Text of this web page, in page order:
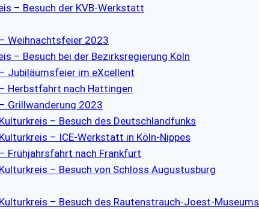
– Besuch der KVB-Werkstatt
– Weihnachtsfeier 2023
– Besuch bei der Bezirksregierung Köln
– Jubiläumsfeier im eXcellent
– Herbstfahrt nach Hattingen
– Grillwanderung 2023
Kulturkreis – Besuch des Deutschlandfunks
Kulturkreis – ICE-Werkstatt in Köln-Nippes
– Frühjahrsfahrt nach Frankfurt
Kulturkreis – Besuch von Schloss Augustusburg
Kulturkreis – Besuch des Rautenstrauch-Joest-Museums